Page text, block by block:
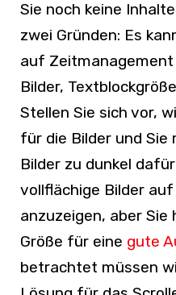
Sie noch keine
zwei Gründen: Es
auf Zeitmanagement
Bilder,
Stellen Sie sich vor,
für die Bilder und Sie
Bilder zu dunkel
vollflächige Bilder
anzuzeigen, aber
Größe für eine gute
betrachtet müssen